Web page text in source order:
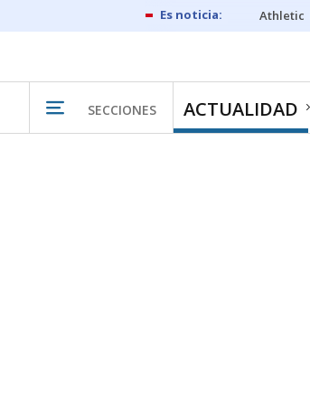
Athletic
SECCIONES ACTUALIDAD